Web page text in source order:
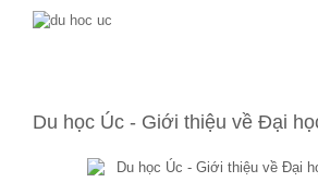
Du học Úc - Giới thiệu về Đại